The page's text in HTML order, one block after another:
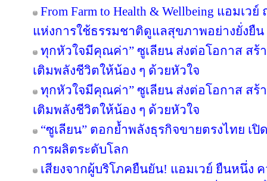
From Farm to Health & Wellbeing แอมเ
แห่งการใช้ธรรมชาติดูแลสุขภาพอย่างยั่งยืน
ทุกหัวใจมีคุณค่า” ซูเลียน ส่งต่อโอกาส สร้
เติมพลังชีวิตให้น้อง ๆ ด้วยหัวใจ
ทุกหัวใจมีคุณค่า” ซูเลียน ส่งต่อโอกาส สร้
เติมพลังชีวิตให้น้อง ๆ ด้วยหัวใจ
“ซูเลียน” ตอกย้ำพลังธุรกิจขายตรงไทย เ
การผลิตระดับโลก
เสียงจากผู้บริโภคยืนยัน! แอมเวย์ ยืนหนึ่ง ค